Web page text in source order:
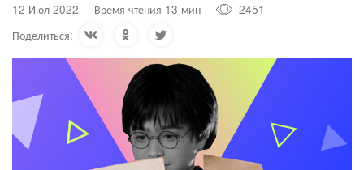
12 Июл 2022 Время чтения 13 мин
2451
Поделиться: